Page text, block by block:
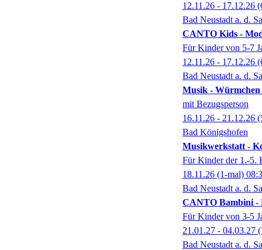
12.11.26 - 17.12.26
Bad Neustadt a. d.
CANTO Kids -
Für Kinder von 5-7
12.11.26 - 17.12.26
Bad Neustadt a. d.
Musik - Würmchen
mit Bezugsperson
16.11.26 - 21.12.26
Bad Königshofen
Musikwerkstatt -
Für Kinder der 1.-5.
18.11.26 (1-mal)
Bad Neustadt a. d.
CANTO Bambini -
Für Kinder von 3-5
21.01.27 - 04.03.27
Bad Neustadt a. d.